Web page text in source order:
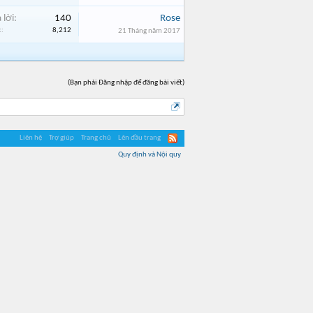
lời: 140
8,212
Rose
21 Tháng năm 2017
(Bạn phải Đăng nhập để đăng bài viết)
Liên hệ Trợ giúp Trang chủ Lên đầu trang
Quy định và Nội quy